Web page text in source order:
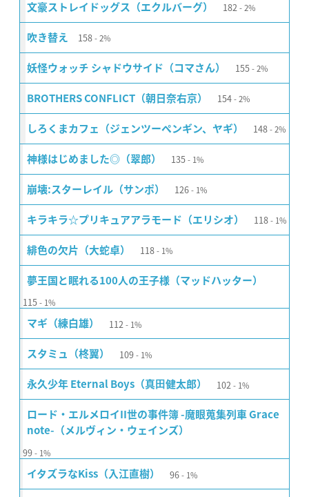
文豪ストレイドッグス（エクルバーグ） 182 2%
吹き替え 158 2%
妖怪ウォッチ シャドウサイド（コマさん） 155 2%
BROTHERS CONFLICT（朝日奈右京） 154 2%
しろくまカフェ（ジェンツーペンギン、ヤギ） 148 2%
神様はじめました◎（翠郎） 135 1%
崩壊:スターレイル（サンポ） 126 1%
キラキラ☆プリキュアアラモード（エリシオ） 118 1%
緋色の欠片（大蛇卓） 118 1%
夢王国と眠れる100人の王子様（マッドハッター）
115 1%
マギ（練白雄） 112 1%
スタミュ（柊翼） 109 1%
永久少年 Eternal Boys（真⽥健太郎） 102 1%
ロード・エルメロイII世の事件簿 -魔眼蒐集列車 Grace
note-（メルヴィン・ウェインズ）
99 1%
イタズラなKiss（入江直樹） 96 1%